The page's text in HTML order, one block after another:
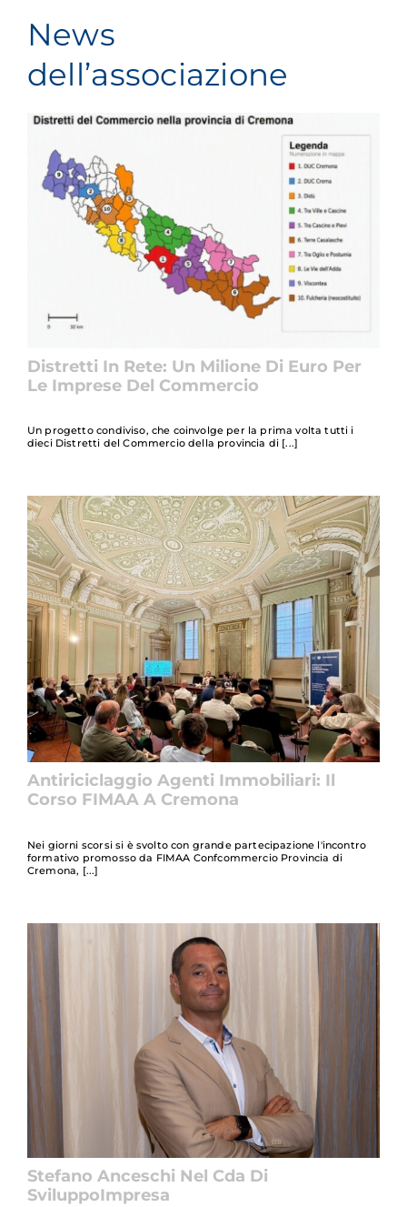
News
dell’associazione
Distretti In Rete: Un Milione Di Euro Per
Le Imprese Del Commercio
Un progetto condiviso, che coinvolge per la prima volta tutti i
dieci Distretti del Commercio della provincia di
Antiriciclaggio Agenti Immobiliari: Il
Corso FIMAA A Cremona
Nei giorni scorsi si è svolto con grande partecipazione l'incontro
formativo promosso da FIMAA Confcommercio Provincia di
Cremona,
Stefano Anceschi Nel Cda Di
SviluppoImpresa